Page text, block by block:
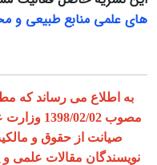
های علمی منابع طبیعی و
به اطلاع می ­رساند که
مصوب
صیانت از حقوق و
نویسندگان مقالات علمی و